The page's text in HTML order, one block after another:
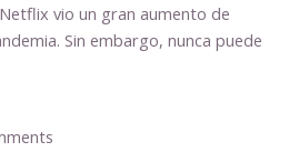
Netflix vio un gran aumento de
Sin embargo, nunca puede